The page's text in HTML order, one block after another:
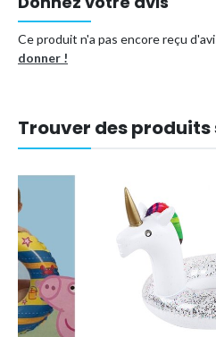
Ce produit n'a pas encore reçu
donner !
Trouver des